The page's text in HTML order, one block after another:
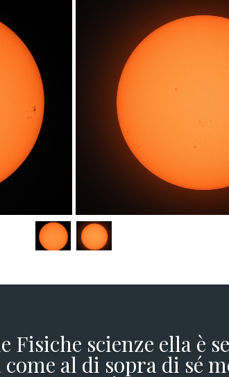
scienze ella è
al di sopra di sé